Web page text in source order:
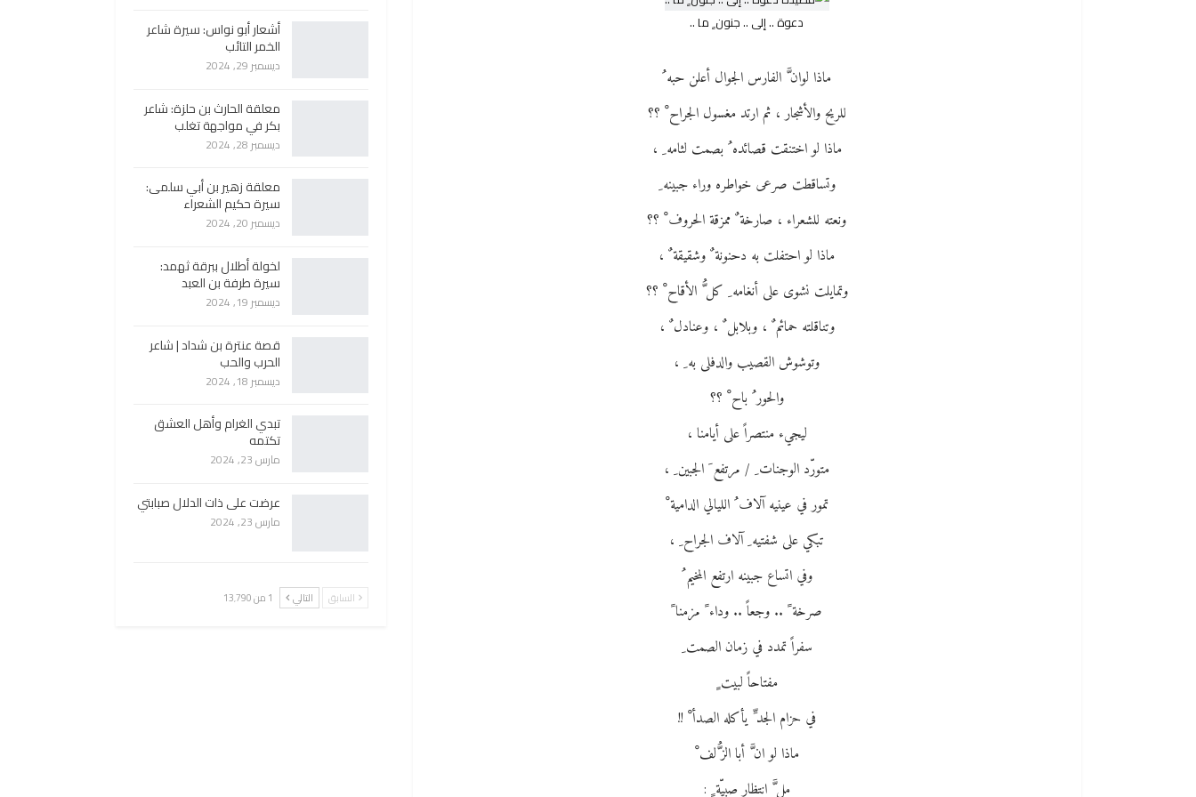
دعوة .. إلى .. جنون ٍ ما ..
ماذا لوان َّ الفارس الجوال أعلن حبه ُ
للريح والأشجار ، ثم ارتد مغسول الجراح ْ ؟؟
ماذا لو اختنقت قصائده ُ بصمت لثامه ِ ،
وتساقطت صرعى خواطره وراء جبينه ِ
ونعته للشعراء ، صارخة ٌ ممزقة الحروف ْ ؟؟
ماذا لو احتفلت به دحنونة ٌ وشقيقة ٌ ،
وتمايلت نشوى على أنغامه ِ كل ُّ الأقاح ْ ؟؟
وتناقلته حمائم ٌ ، وبلابل ٌ ، وعنادل ٌ ،
وتوشوش القصيب والدفلى به ِ ،
والحور ُ باح ْ ؟؟
ليجيء منتصراً على أيامنا ،
متورّد الوجنات ِ / مرتفع َ الجبين ِ ،
تمور في عينيه آلاف ُ الليالي الدامية ْ
تبكي على شفتيه ِ آلاف الجراح ِ ،
وفي اتساع جبينه ارتفع المخيم ُ
صرخة ً .. وجعاً .. وداء ً مزمنا ً
سفراً تمدد في زمان الصمت ِ
مفتاحاً لبيت ٍ
في حزام الجد ِّ يأكله الصدأ ْ !!
ماذا لو ان َّ أبا الز ُّلف ْ
مل َّ انتظار صبيّة ٍ :
أشعار أبو نواس: سيرة شاعر
الخمر التائب
ديسمبر 29, 2024
معلقة الحارث بن حلزة: شاعر
بكر في مواجهة تغلب
ديسمبر 28, 2024
معلقة زهير بن أبي سلمى:
سيرة حكيم الشعراء
ديسمبر 20, 2024
لخولة أطلال ببرقة ثهمد:
سيرة طرفة بن العبد
ديسمبر 19, 2024
قصة عنترة بن شداد | شاعر
الحرب والحب
ديسمبر 18, 2024
تبدي الغرام وأهل العشق
تكتمه
مارس 23, 2024
عرضت على ذات الدلال صبابتي
مارس 23, 2024
السابق التالي 1 من 13٬790